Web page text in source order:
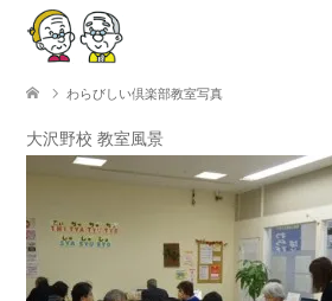
わらびしい倶楽部教室写真
大沢野校 教室風景